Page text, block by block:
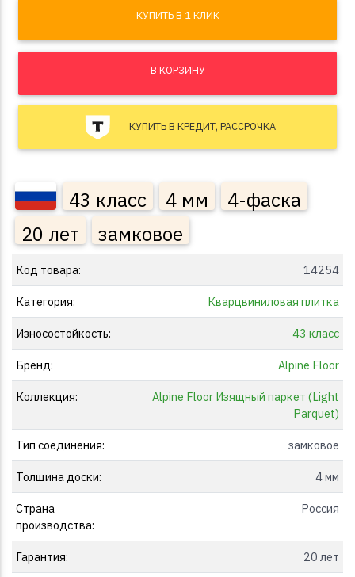
КУПИТЬ В 1 КЛИК
В КОРЗИНУ
КУПИТЬ В КРЕДИТ, РАССРОЧКА
43 класс 4 мм
4-фаска
20 лет
замковое
Код товара: 14254
Категория: Кварцвиниловая плитка
Износостойкость: 43 класс
Бренд: Alpine Floor
Коллекция:
Alpine Floor Изящный паркет (Light
Parquet)
Тип соединения: замковое
Толщина доски: 4 мм
Страна
производства:
Россия
Гарантия: 20 лет